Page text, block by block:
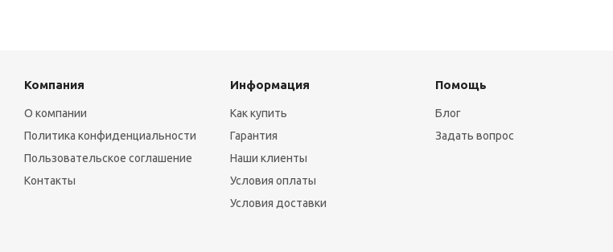
Компания
О компании
Политика конфиденциальности
Пользовательское соглашение
Контакты
Информация
Как купить
Гарантия
Наши клиенты
Условия оплаты
Условия доставки
Помощь
Блог
Задать вопрос